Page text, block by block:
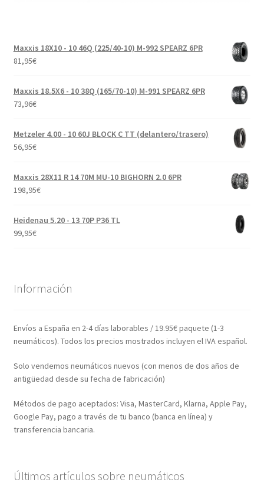
Maxxis 18X10 - 10 46Q (225/40-10) M-992 SPEARZ 6PR
81,95€
Maxxis 18.5X6 - 10 38Q (165/70-10) M-991 SPEARZ 6PR
73,96€
Metzeler 4.00 - 10 60J BLOCK C TT (delantero/trasero)
56,95€
Maxxis 28X11 R 14 70M MU-10 BIGHORN 2.0 6PR
198,95€
Heidenau 5.20 - 13 70P P36 TL
99,95€
Información
Envíos a España en 2-4 días laborables / 19.95€ paquete (1-3
neumáticos). Todos los precios mostrados incluyen el IVA español.
Solo vendemos neumáticos nuevos (con menos de dos años de
antigüedad desde su fecha de fabricación)
Métodos de pago aceptados: Visa, MasterCard, Klarna, Apple Pay,
Google Pay, pago a través de tu banco (banca en línea) y
transferencia bancaria.
Últimos artículos sobre neumáticos